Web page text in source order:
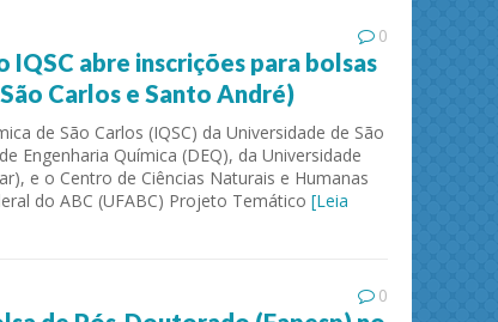
0
abre inscrições para bolsas
Carlos e Santo André)
de São Carlos (IQSC) da Universidade de São
Engenharia Química (DEQ), da Universidade
e o Centro de Ciências Naturais e Humanas
do ABC (UFABC) Projeto Temático [Leia
0